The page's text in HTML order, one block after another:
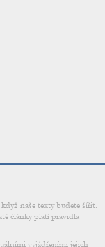
naše texty budete šířit.
články platí pravidla
vyjádřeními jejich